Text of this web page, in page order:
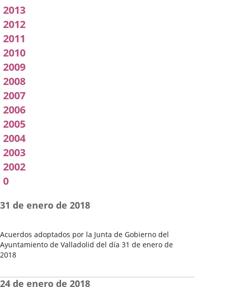
2013
2012
2011
2010
2009
2008
2007
2006
2005
2004
2003
2002
0
Acuerdos adoptados por la Junta de Gobierno del
Ayuntamiento de Valladolid del día 31 de enero de
2018
del
Pleno
31 de enero de 2018
24 de enero de 2018